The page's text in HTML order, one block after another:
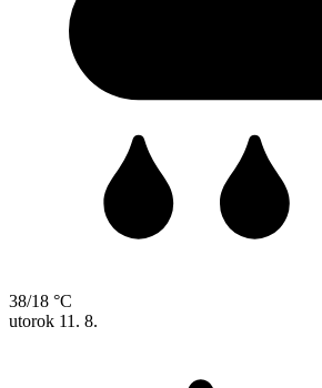
38/18 °C
utorok 11. 8.